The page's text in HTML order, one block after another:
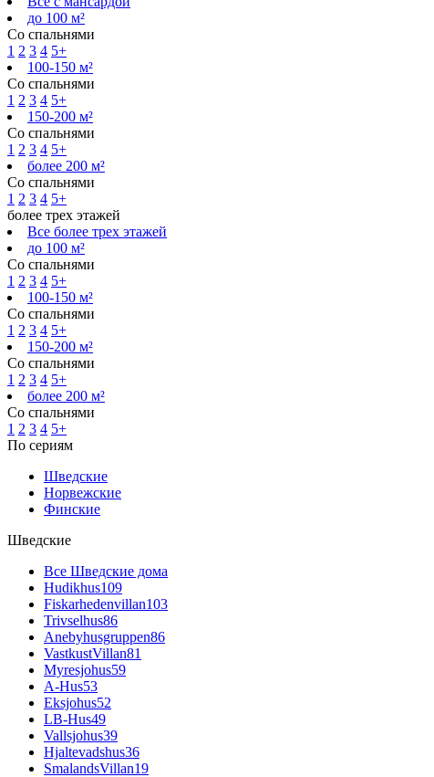
до 100 м²
Со спальнями
1 2 3 4 5+
100-150 м²
Со спальнями
1 2 3 4 5+
150-200 м²
Со спальнями
1 2 3 4 5+
более 200 м²
Со спальнями
1 2 3 4 5+
более трех этажей
Все более трех этажей
до 100 м²
Со спальнями
1 2 3 4 5+
100-150 м²
Со спальнями
1 2 3 4 5+
150-200 м²
Со спальнями
1 2 3 4 5+
более 200 м²
Со спальнями
1 2 3 4 5+
По сериям
Шведские
Норвежские
Финские
Шведские
Все Шведские дома
Hudikhus109
Fiskarhedenvillan103
Trivselhus86
Anebyhusgruppen86
VastkustVillan81
Myresjohus59
A-Hus53
Eksjohus52
LB-Hus49
Vallsjohus39
Hjaltevadshus36
SmalandsVillan19